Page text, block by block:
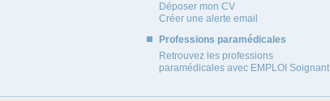
Déposer mon CV
Créer une alerte email
Professions paramédicales
Retrouvez les professions
paramédicales avec EMPLOI Soignant